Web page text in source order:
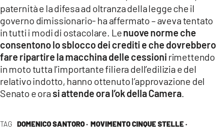
TAG DOMENICO SANTORO · MOVIMENTO CINQUE STELLE ·
paternità e la difesa ad oltranza della legge che il
governo dimissionario- ha affermato – aveva tentato
in tutti i modi di ostacolare. Lenuove norme che
consentono lo sblocco dei crediti e che dovrebbero
fare ripartire la macchina delle cessioni rimettendo
in moto tutta l’importante filiera dell’edilizia e del
relativo indotto, hanno ottenuto l’approvazione del
Senato e ora si attende ora l’ok della Camera.